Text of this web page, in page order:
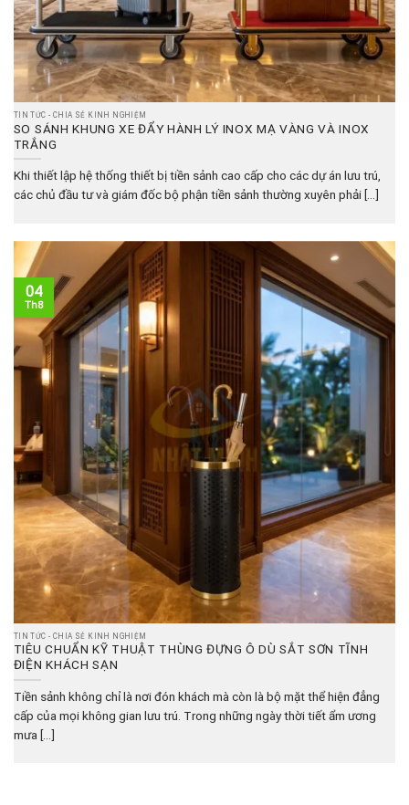
TIN TỨC - CHIA SẺ KINH NGHIỆM
SO SÁNH KHUNG XE ĐẨY HÀNH LÝ INOX MẠ VÀNG VÀ INOX
TRẮNG
Khi thiết lập hệ thống thiết bị tiền sảnh cao cấp cho các dự án lưu trú,
các chủ đầu tư và giám đốc bộ phận tiền sảnh thường xuyên phải [...]
TIN TỨC - CHIA SẺ KINH NGHIỆM
TIÊU CHUẨN KỸ THUẬT THÙNG ĐỰNG Ô DÙ SẮT SƠN TĨNH
ĐIỆN KHÁCH SẠN
Tiền sảnh không chỉ là nơi đón khách mà còn là bộ mặt thể hiện đẳng
cấp của mọi không gian lưu trú. Trong những ngày thời tiết ẩm ương
mưa [...]
04
Th8